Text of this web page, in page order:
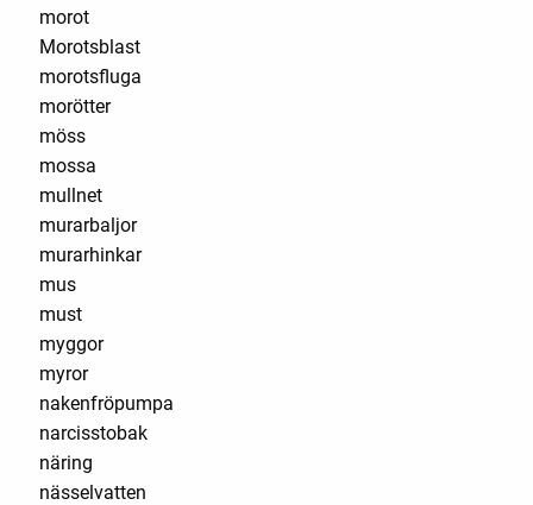
morot
Morotsblast
morotsfluga
morötter
möss
mossa
mullnet
murarbaljor
murarhinkar
mus
must
myggor
myror
nakenfröpumpa
narcisstobak
näring
nässelvatten